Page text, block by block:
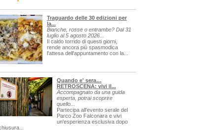
Traguardo delle 30 edizioni per
la...
Bianche, rosse o entrambe? Dal 31
luglio al 5 agosto 2026...
Il caldo torrido di questi giorni,
rende ancora più spasmodica
l'attesa dell'appuntamento con la...
Quando e' sera…
RETROSCENA: vivi il...
Accompagnato da una guida
esperta, potrai scoprire
quello...
Partecipa all'evento serale del
Parco Zoo Falconara e vivi
un'esperienza esclusiva dopo